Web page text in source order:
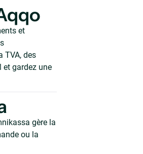
et
TVA, des
et gardez une
gère la
ou la